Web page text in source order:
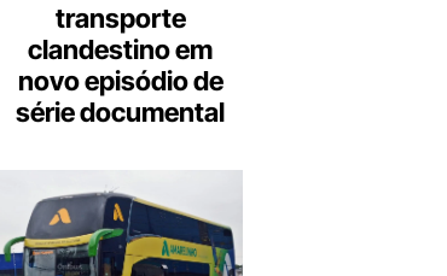
transporte
clandestino em
novo episódio de
série documental